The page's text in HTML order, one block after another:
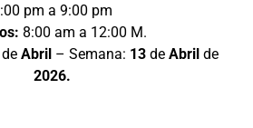
pm a 9:00 pm
8:00 am a 12:00 M.
de Abril – Semana: 13 de Abril de
2026.